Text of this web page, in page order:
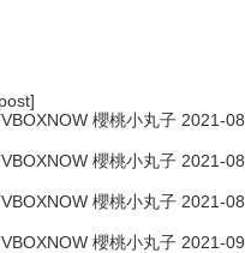
櫻桃小丸子 2021-
櫻桃小丸子 2021-
櫻桃小丸子 2021-
櫻桃小丸子 2021-